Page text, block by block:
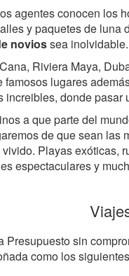
agentes conocen los
y paquetes de luna
noviossea inolvidable.
Riviera Maya,
famosos lugares
increibles, donde pasar
a que parte del
de que sean las
Playas exóticas,
espectaculares y
Presupuesto sin
como los